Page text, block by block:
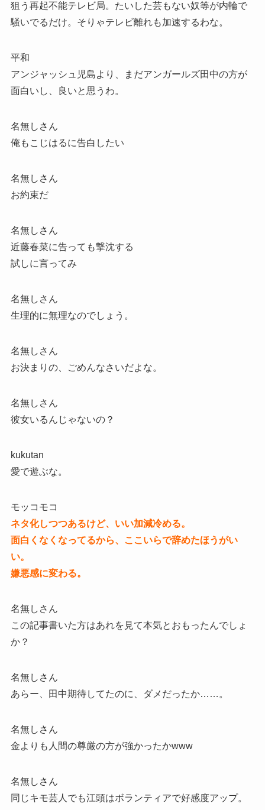
狙う再起不能テレビ局。たいした芸もない奴等が内輪で
騒いでるだけ。そりゃテレビ離れも加速するわな。
平和
アンジャッシュ児島より、まだアンガールズ田中の方が
面白いし、良いと思うわ。
名無しさん
俺もこじはるに告白したい
名無しさん
お約束だ
名無しさん
近藤春菜に告っても撃沈する
試しに言ってみ
名無しさん
生理的に無理なのでしょう。
名無しさん
お決まりの、ごめんなさいだよな。
名無しさん
彼女いるんじゃないの？
kukutan
愛で遊ぶな。
モッコモコ
ネタ化しつつあるけど、いい加減冷める。
面白くなくなってるから、ここいらで辞めたほうがい
い。
嫌悪感に変わる。
名無しさん
この記事書いた方はあれを見て本気とおもったんでしょ
か？
名無しさん
あらー、田中期待してたのに、ダメだったか……。
名無しさん
金よりも人間の尊厳の方が強かったかwww
名無しさん
同じキモ芸人でも江頭はボランティアで好感度アップ。